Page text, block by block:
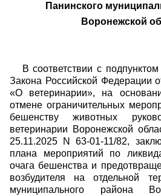
Панинского
Воронежской
В соответствии с
Закона Российской Федерации
«О ветеринарии», на
отмене ограничительных
бешенству животных
ветеринарии Воронежской
25.11.2025 N 63-01-11/82,
плана мероприятий по
очага бешенства и
возбудителя на отдельной
муниципального района